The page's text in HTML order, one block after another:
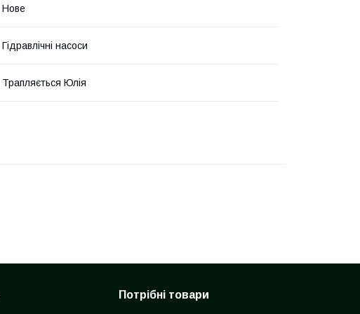
Нове
Гідравлічні насоси
Трапляється Юлія
Потрібні товари